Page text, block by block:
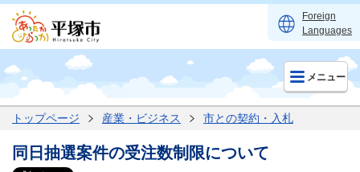
Foreign
Languages
メニュー
トップページ 産業・ビジネス 市との契約・入札
同日抽選案件の受注数制限について